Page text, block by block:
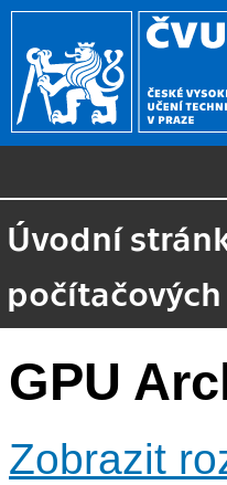
Úvodní
GPU
Zobrazit